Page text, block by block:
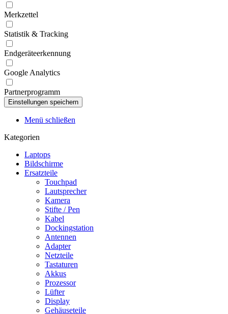
Merkzettel
Statistik & Tracking
Endgeräteerkennung
Google Analytics
Partnerprogramm
Menü schließen
Kategorien
Laptops
Bildschirme
Ersatzteile
Touchpad
Lautsprecher
Kamera
Stifte / Pen
Kabel
Dockingstation
Antennen
Adapter
Netzteile
Tastaturen
Akkus
Prozessor
Lüfter
Display
Gehäuseteile